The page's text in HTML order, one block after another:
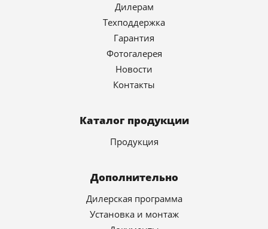
Дилерам
Техподдержка
Гарантия
Фотогалерея
Новости
Контакты
Каталог продукции
Продукция
Дополнительно
Дилерская программа
Установка и монтаж